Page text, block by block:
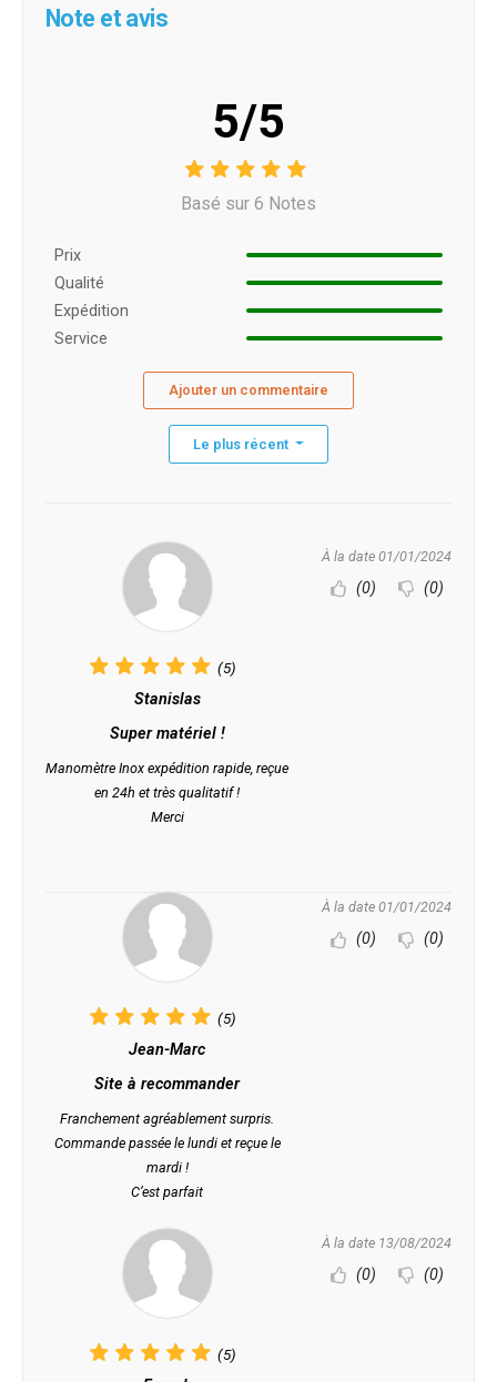
Note et avis
5/5
Basé sur 6 Notes
Prix ​​
Qualité
Expédition
Service
Ajouter un commentaire
Le plus récent
(5)
Stanislas
Super matériel !
Manomètre Inox expédition rapide, reçue
en 24h et très qualitatif !
Merci
À la date 01/01/2024
(0) (0)
(5)
Jean-Marc
Site à recommander
Franchement agréablement surpris.
Commande passée le lundi et reçue le
mardi !
C’est parfait
À la date 01/01/2024
(0) (0)
(5)
À la date 13/08/2024
(0) (0)